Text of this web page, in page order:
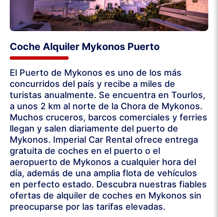
Coche Alquiler Mykonos Puerto
El Puerto de Mykonos es uno de los más
concurridos del país y recibe a miles de
turistas anualmente. Se encuentra en Tourlos,
a unos 2 km al norte de la Chora de Mykonos.
Muchos cruceros, barcos comerciales y ferries
llegan y salen diariamente del puerto de
Mykonos. Imperial Car Rental ofrece entrega
gratuita de coches en el puerto o el
aeropuerto de Mykonos a cualquier hora del
día, además de una amplia flota de vehículos
en perfecto estado. Descubra nuestras fiables
ofertas de alquiler de coches en Mykonos sin
preocuparse por las tarifas elevadas.